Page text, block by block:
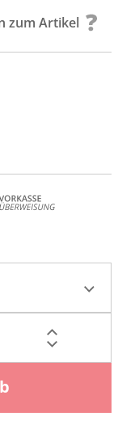
zum Artikel